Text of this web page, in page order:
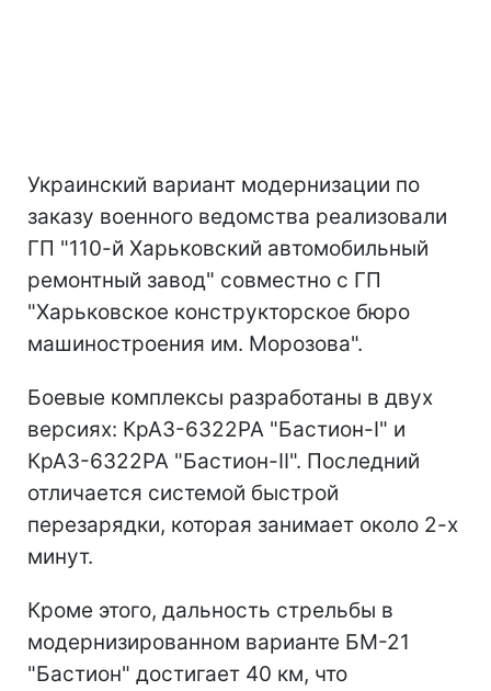
Украинский вариант модернизации по
заказу военного ведомства реализовали
ГП "110-й Харьковский автомобильный
ремонтный завод" совместно с ГП
"Харьковское конструкторское бюро
машиностроения им. Морозова".
Боевые комплексы разработаны в двух
версиях: КрАЗ-6322РА "Бастион-І" и
КрАЗ-6322РА "Бастион-ІІ". Последний
отличается системой быстрой
перезарядки, которая занимает около 2-х
минут.
Кроме этого, дальность стрельбы в
модернизированном варианте БМ-21
"Бастион" достигает 40 км, что